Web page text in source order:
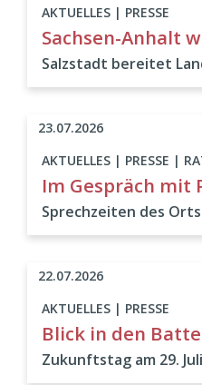
AKTUELLES | PRESSE
Sachsen-Anhalt
Salzstadt bereitet
AKTUELLES | PRESSE |
Im Gespräch mit
Sprechzeiten des
23.07.2026
AKTUELLES | PRESSE
Blick in den
Zukunftstag am 29.
22.07.2026